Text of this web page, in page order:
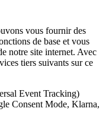
vous fournir des
de base et vous
notre site internet. Avec
tiers suivants sur ce
Event Tracking)
Consent Mode, Klarna,